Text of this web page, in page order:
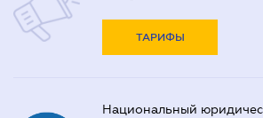
ТАРИФЫ
Национальный